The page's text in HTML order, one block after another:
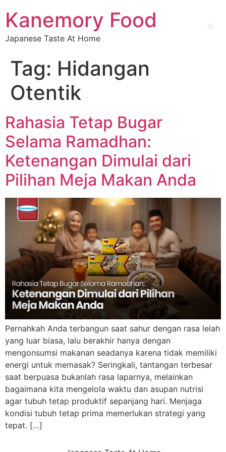
Kanemory Food
Japanese Taste At Home
Tag: Hidangan
Otentik
Rahasia Tetap Bugar
Selama Ramadhan:
Ketenangan Dimulai dari
Pilihan Meja Makan Anda
Pernahkah Anda terbangun saat sahur dengan rasa lelah
yang luar biasa, lalu berakhir hanya dengan
mengonsumsi makanan seadanya karena tidak memiliki
energi untuk memasak? Seringkali, tantangan terbesar
saat berpuasa bukanlah rasa laparnya, melainkan
bagaimana kita mengelola waktu dan asupan nutrisi
agar tubuh tetap produktif sepanjang hari. Menjaga
kondisi tubuh tetap prima memerlukan strategi yang
tepat. […]